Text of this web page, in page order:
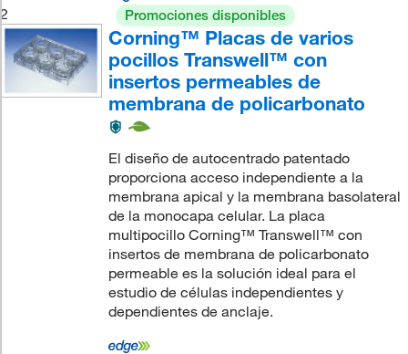
2 Promociones disponibles
Corning™ Placas de varios
pocillos Transwell™ con
insertos permeables de
membrana de policarbonato
El diseño de autocentrado patentado
proporciona acceso independiente a la
membrana apical y la membrana basolateral
de la monocapa celular. La placa
multipocillo Corning™ Transwell™ con
insertos de membrana de policarbonato
permeable es la solución ideal para el
estudio de células independientes y
dependientes de anclaje.